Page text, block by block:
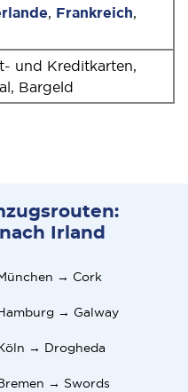
, Frankreich,
und Kreditkarten,
Bargeld
Irland
→ Cork
→ Galway
→ Drogheda
→ Swords